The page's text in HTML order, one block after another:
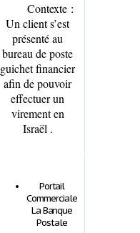
Contexte :
Un client s’est
présenté au
bureau de poste
guichet financier
afin de pouvoir
effectuer un
virement en
Israël .
Portail
Commerciale
La Banque
Postale